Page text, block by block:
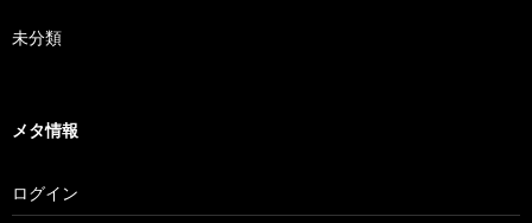
未分類
メタ情報
ログイン